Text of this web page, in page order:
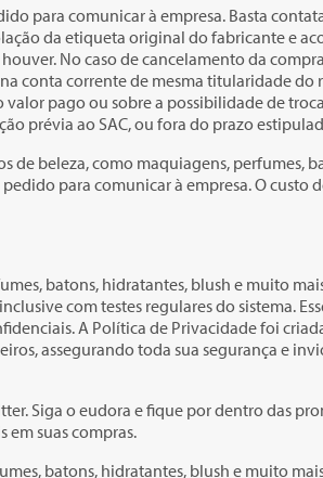
para comunicar à empresa. Basta
da etiqueta original do fabricante e
No caso de cancelamento da
conta corrente de mesma titularidade do
pago ou sobre a possibilidade de
prévia ao SAC, ou fora do prazo
beleza, como maquiagens, perfumes,
para comunicar à empresa. O custo
batons, hidratantes, blush e muito
com testes regulares do sistema.
A Política de Privacidade foi
assegurando toda sua segurança e
Siga o eudora e fique por dentro das
suas compras.
batons, hidratantes, blush e muito